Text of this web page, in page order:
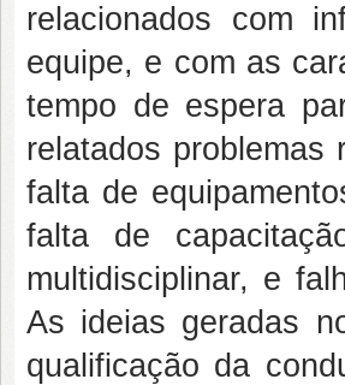
relacionados com
equipe, e com as
tempo de espera
relatados problemas
falta de
falta de
multidisciplinar, e
As ideias geradas
qualificação da